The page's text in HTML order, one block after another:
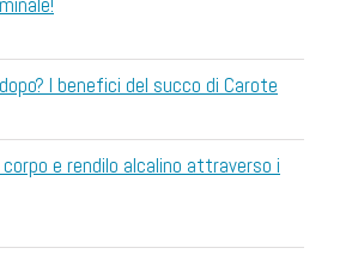
I benefici del succo di Carote
e rendilo alcalino attraverso i